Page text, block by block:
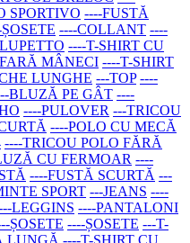
SPORTIVO ----FUSTĂ
----COLLANT ----
----T-SHIRT CU
MÂNECI ----T-SHIRT
LUNGHE ---TOP ----
BLUZĂ PE GÂT ----
----PULOVER ---TRICOU
----POLO CU MECĂ
----TRICOU POLO FĂRĂ
CU FERMOAR ----
----FUSTĂ SCURTĂ ---
SPORT ---JEANS ----
LEGGINS ----PANTALONI
ȘOSETE ----ȘOSETE ---T-
LUNGĂ ----T-SHIRT CU